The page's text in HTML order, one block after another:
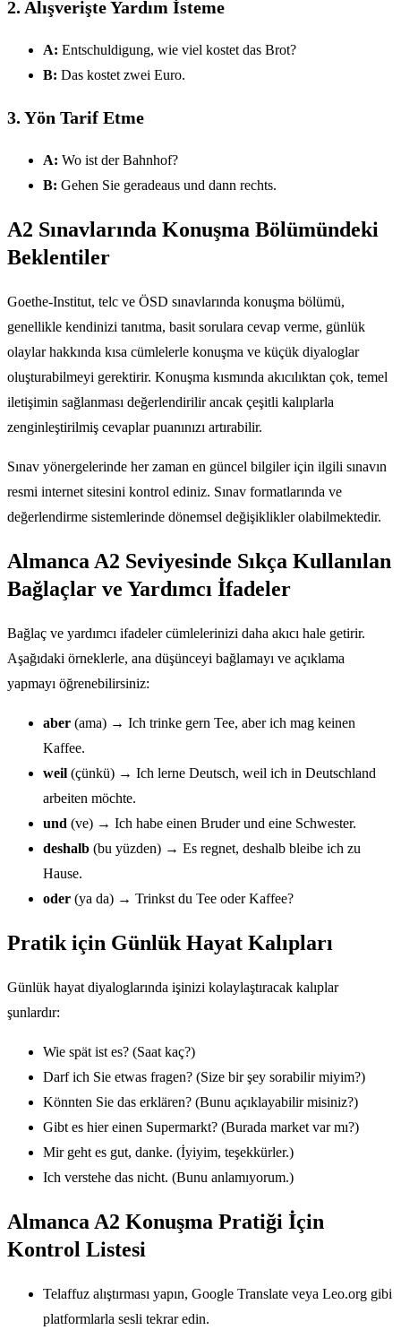
2. Alışverişte Yardım İsteme
A: Entschuldigung, wie viel kostet das Brot?
B: Das kostet zwei Euro.
3. Yön Tarif Etme
A: Wo ist der Bahnhof?
B: Gehen Sie geradeaus und dann rechts.
A2 Sınavlarında Konuşma Bölümündeki
Beklentiler
Goethe-Institut, telc ve ÖSD sınavlarında konuşma bölümü,
genellikle kendinizi tanıtma, basit sorulara cevap verme, günlük
olaylar hakkında kısa cümlelerle konuşma ve küçük diyaloglar
oluşturabilmeyi gerektirir. Konuşma kısmında akıcılıktan çok, temel
iletişimin sağlanması değerlendirilir ancak çeşitli kalıplarla
zenginleştirilmiş cevaplar puanınızı artırabilir.
Sınav yönergelerinde her zaman en güncel bilgiler için ilgili sınavın
resmi internet sitesini kontrol ediniz. Sınav formatlarında ve
değerlendirme sistemlerinde dönemsel değişiklikler olabilmektedir.
Almanca A2 Seviyesinde Sıkça Kullanılan
Bağlaçlar ve Yardımcı İfadeler
Bağlaç ve yardımcı ifadeler cümlelerinizi daha akıcı hale getirir.
Aşağıdaki örneklerle, ana düşünceyi bağlamayı ve açıklama
yapmayı öğrenebilirsiniz:
aber (ama) → Ich trinke gern Tee, aber ich mag keinen
Kaffee.
weil (çünkü) → Ich lerne Deutsch, weil ich in Deutschland
arbeiten möchte.
und (ve) → Ich habe einen Bruder und eine Schwester.
deshalb (bu yüzden) → Es regnet, deshalb bleibe ich zu
Hause.
oder (ya da) → Trinkst du Tee oder Kaffee?
Pratik için Günlük Hayat Kalıpları
Günlük hayat diyaloglarında işinizi kolaylaştıracak kalıplar
şunlardır:
Wie spät ist es? (Saat kaç?)
Darf ich Sie etwas fragen? (Size bir şey sorabilir miyim?)
Könnten Sie das erklären? (Bunu açıklayabilir misiniz?)
Gibt es hier einen Supermarkt? (Burada market var mı?)
Mir geht es gut, danke. (İyiyim, teşekkürler.)
Ich verstehe das nicht. (Bunu anlamıyorum.)
Almanca A2 Konuşma Pratiği İçin
Kontrol Listesi
Telaffuz alıştırması yapın, Google Translate veya Leo.org gibi
platformlarla sesli tekrar edin.